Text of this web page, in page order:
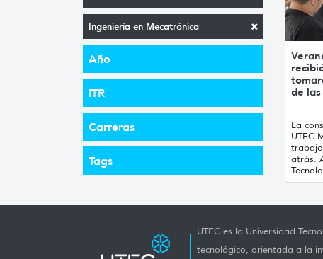
Ingeniería en Mecatrónica
Año
ITR
Carreras
Tags
de
La
UTEC
atrás.
UTEC es la Universidad
tecnológico, orientada a la